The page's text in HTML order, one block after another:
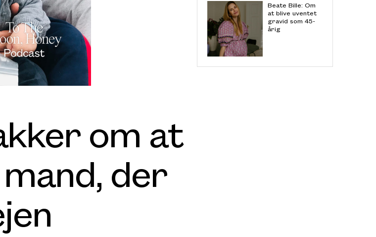
om at
der
Beate Bille: Om
at blive uventet
gravid som 45-
årig